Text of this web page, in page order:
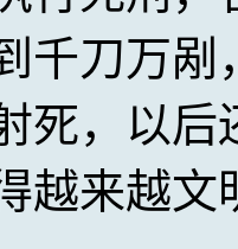
千刀万
死，以
越来越文